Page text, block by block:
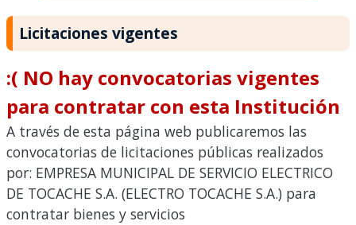
Licitaciones vigentes
:( NO hay convocatorias vigentes
para contratar con esta Institución
A través de esta página web publicaremos las
convocatorias de licitaciones públicas realizados
por: EMPRESA MUNICIPAL DE SERVICIO ELECTRICO
DE TOCACHE S.A. (ELECTRO TOCACHE S.A.) para
contratar bienes y servicios